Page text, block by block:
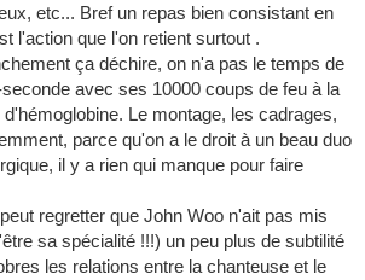
etc... Bref un repas bien consistant en
l'action que l'on retient surtout .
ça déchire, on n'a pas le temps de
avec ses 10000 coups de feu à la
Le montage, les cadrages,
parce qu'on a le droit à un beau duo
il y a rien qui manque pour faire
regretter que John Woo n'ait pas mis
sa spécialité !!!) un peu plus de subtilité
les relations entre la chanteuse et le